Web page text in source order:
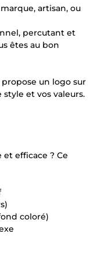
artisan, ou
percutant et
êtes au bon
un logo sur
et vos valeurs.
efficace ? Ce
coloré)